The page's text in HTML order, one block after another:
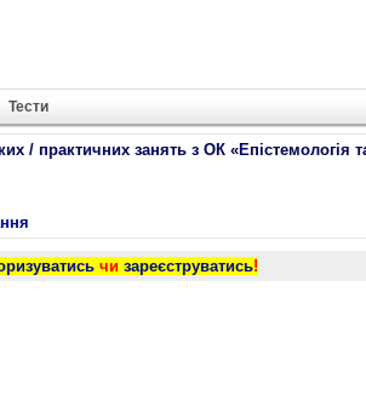
Тести
/ практичних занять з ОК «Епістемологія
чи зареєструватись!